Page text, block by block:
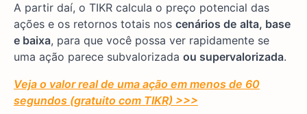
A partir daí, o TIKR calcula o preço potencial das
ações e os retornos totais nos cenários de alta, base
e baixa, para que você possa ver rapidamente se
uma ação parece subvalorizada ou supervalorizada.
Veja o valor real de uma ação em menos de 60
segundos (gratuito com TIKR) >>>